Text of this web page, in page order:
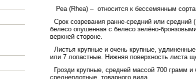
Реа (Rhea) – относится к бессемянным
Срок созревания ранне-средний или средний
белесо опушенная с белесо зелёно-
верхней стороне.
Листья крупные и очень крупные,
или 7 лопастные. Нижняя поверхность листа
Грозди крупные, средней массой 700 грамм и
среднеплотные, товарного вида.